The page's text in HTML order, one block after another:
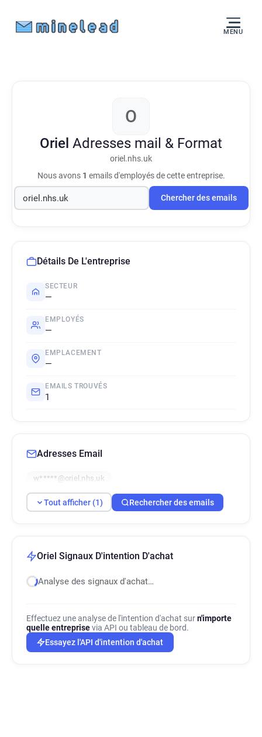
MENU
O
Oriel Adresses mail & Format
oriel.nhs.uk
Nous avons 1 emails d'employés de cette entreprise.
Chercher des emails
Détails De L'entreprise
SECTEUR
—
EMPLOYÉS
—
EMPLACEMENT
—
EMAILS TROUVÉS
1
Adresses Email
w*****@oriel.nhs.uk
Tout afficher (1) Rechercher des emails
Oriel Signaux D'intention D'achat
Analyse des signaux d'achat…
Effectuez une analyse de l'intention d'achat surn'importe
quelle entreprisevia API ou tableau de bord.
Essayez l'API d'intention d'achat